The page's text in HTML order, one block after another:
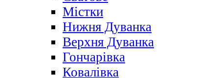
Містки
Нижня Дуванка
Верхня Дуванка
Гончарівка
Ковалівка